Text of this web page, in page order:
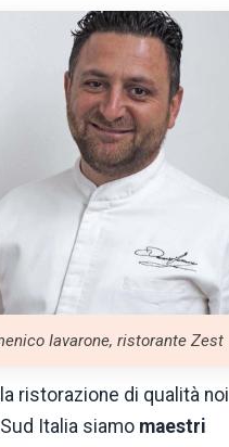
Iavarone, ristorante Zest
ristorazione di qualità noi
Italia siamo maestri